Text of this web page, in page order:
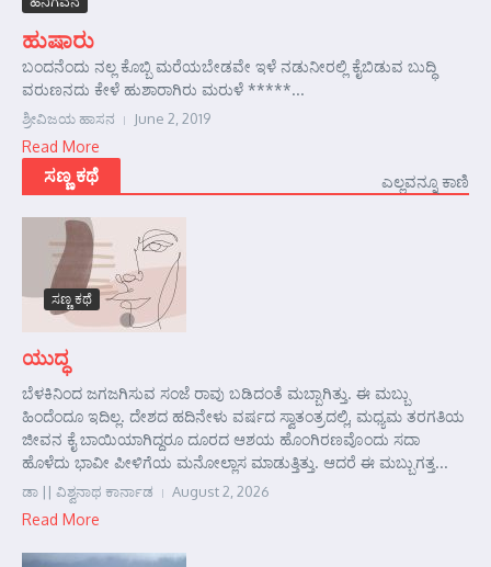
ಹುಷಾರು
ಬಂದನೆಂದು ನಲ್ಲ ಕೊಬ್ಬಿ ಮರೆಯಬೇಡವೇ ಇಳೆ ನಡುನೀರಲ್ಲಿ ಕೈಬಿಡುವ ಬುದ್ಧಿ
ವರುಣನದು ಕೇಳೆ ಹುಶಾರಾಗಿರು ಮರುಳೆ *****...
ಶ್ರೀವಿಜಯ ಹಾಸನ June 2, 2019
Read More
ಸಣ್ಣ ಕಥೆ ಎಲ್ಲವನ್ನೂ ಕಾಣಿ
ಸಣ್ಣ ಕಥೆ
ಯುದ್ಧ
ಬೆಳಕಿನಿಂದ ಜಗಜಗಿಸುವ ಸಂಜೆ ರಾವು ಬಡಿದಂತೆ ಮಬ್ಬಾಗಿತ್ತು. ಈ ಮಬ್ಬು
ಹಿಂದೆಂದೂ ಇದಿಲ್ಲ. ದೇಶದ ಹದಿನೇಳು ವರ್ಷದ ಸ್ವಾತಂತ್ರದಲ್ಲಿ, ಮಧ್ಯಮ ತರಗತಿಯ
ಜೀವನ ಕೈ ಬಾಯಿಯಾಗಿದ್ದರೂ ದೂರದ ಆಶಯ ಹೊಂಗಿರಣವೊಂದು ಸದಾ
ಹೊಳೆದು ಭಾವೀ ಪೀಳಿಗೆಯ ಮನೋಲ್ಲಾಸ ಮಾಡುತ್ತಿತ್ತು. ಆದರೆ ಈ ಮಬ್ಬುಗತ್ತ...
ಡಾ || ವಿಶ್ವನಾಥ ಕಾರ್ನಾಡ August 2, 2026
Read More